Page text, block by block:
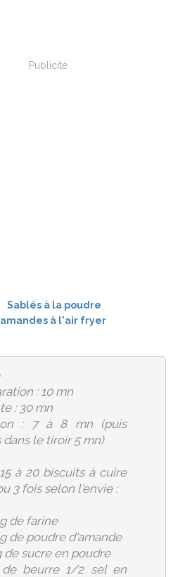
Publicité
: 10 mn
: 30 mn
: 7 à 8 mn (puis
dans le tiroir 5 mn)
à 20 biscuits à cuire
3 fois selon l'envie :
de farine
de poudre d'amande
de sucre en poudre
beurre 1/2 sel en